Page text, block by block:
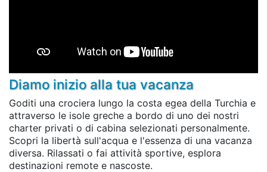
Diamo inizio alla tua vacanza
Goditi una crociera lungo la costa egea della Turchia e
attraverso le isole greche a bordo di uno dei nostri
charter privati o di cabina selezionati personalmente.
Scopri la libertà sull'acqua e l'essenza di una vacanza
diversa. Rilassati o fai attività sportive, esplora
destinazioni remote e nascoste.